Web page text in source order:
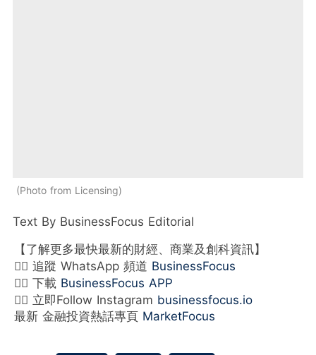
Photo from Licensing
Text By BusinessFocus Editorial
【了解更多最快最新的財經、商業及創科資訊】
👉🏻 追蹤 WhatsApp 頻道 BusinessFocus
👉🏻 下載 BusinessFocus APP
👉🏻 立即Follow Instagram businessfocus.io
最新 金融投資熱話專頁 MarketFocus